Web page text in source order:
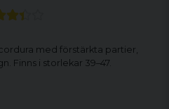
med förstärkta partier,
Finns i storlekar 39–47.